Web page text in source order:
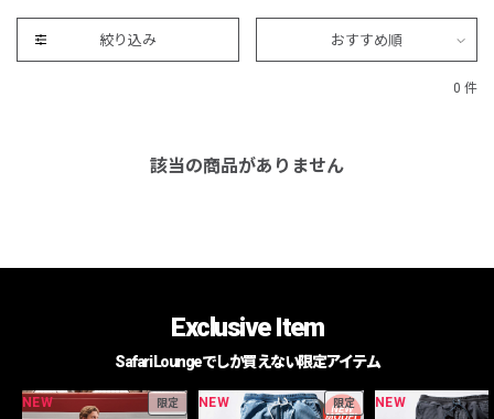
絞り込み おすすめ順
0 件
該当の商品がありません
Exclusive Item
Safari Loungeでしか買えない限定アイテム
NEW 限定 NEW 限定 NEW